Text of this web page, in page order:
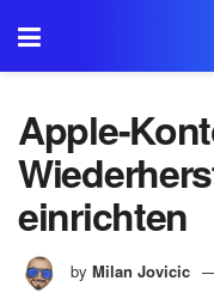
Apple-
einrichten
by Milan Jovicic